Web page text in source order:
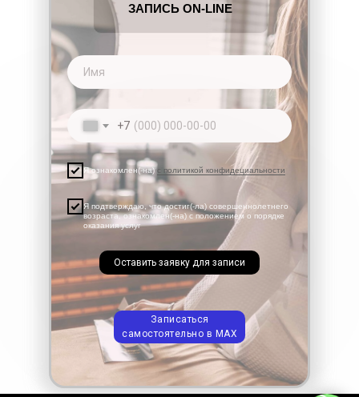
ЗАПИСЬ ON-LINE
Записаться
самостоятельно в МАХ
Имя
+7
Я ознакомлен(-на)с политикой конфидециальности
Я подтверждаю, что достиг(-ла) совершеннолетнего
возраста, ознакомлен(-на) с положением о порядке
оказания услуг
Оставить заявку для записи